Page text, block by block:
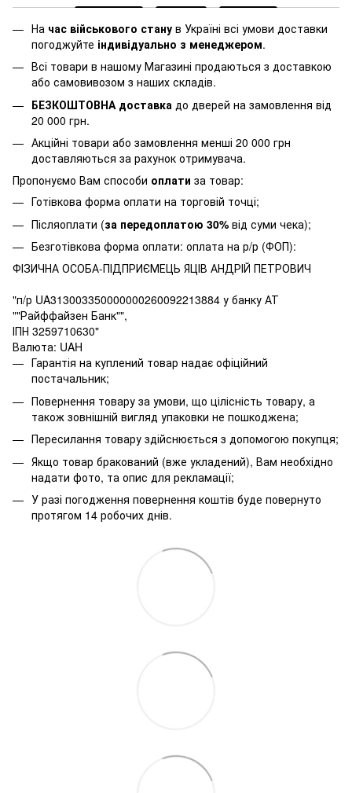
На час військового стану в Україні всі умови доставки
погоджуйте індивідуально з менеджером.
Всі товари в нашому Магазині продаються з доставкою
або самовивозом з наших складів.
БЕЗКОШТОВНА доставка до дверей на замовлення від
20 000 грн.
Акційні товари або замовлення менші 20 000 грн
доставляються за рахунок отримувача.
Пропонуємо Вам способи оплати за товар:
Готівкова форма оплати на торговій точці;
Післяоплати (за передоплатою 30% від суми чека);
Безготівкова форма оплати: оплата на р/р (ФОП):
ФІЗИЧНА ОСОБА-ПІДПРИЄМЕЦЬ ЯЦІВ АНДРІЙ ПЕТРОВИЧ
"п/р UA313003350000000260092213884 у банку АТ
""Райффайзен Банк"",
ІПН 3259710630"
Валюта: UAH
Гарантія на куплений товар надає офіційний
постачальник;
Повернення товару за умови, що цілісність товару, а
також зовнішній вигляд упаковки не пошкоджена;
Пересилання товару здійснюється з допомогою покупця;
Якщо товар бракований (вже укладений), Вам необхідно
надати фото, та опис для рекламації;
У разі погодження повернення коштів буде повернуто
протягом 14 робочих днів.